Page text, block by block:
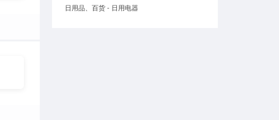
日用品、百货 - 日用电器